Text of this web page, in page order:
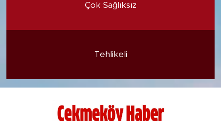
Çok Sağlıksız
Tehlikeli